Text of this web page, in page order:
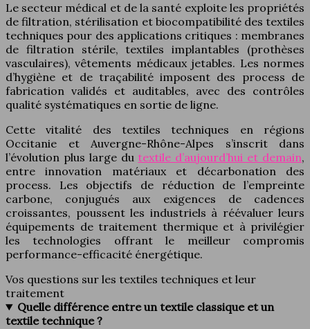
Le secteur médical et de la santé exploite les propriétés
de filtration, stérilisation et biocompatibilité des textiles
techniques pour des applications critiques : membranes
de filtration stérile, textiles implantables (prothèses
vasculaires), vêtements médicaux jetables. Les normes
d’hygiène et de traçabilité imposent des process de
fabrication validés et auditables, avec des contrôles
qualité systématiques en sortie de ligne.
Cette vitalité des textiles techniques en régions
Occitanie et Auvergne-Rhône-Alpes s’inscrit dans
l’évolution plus large du textile d’aujourd’hui et demain,
entre innovation matériaux et décarbonation des
process. Les objectifs de réduction de l’empreinte
carbone, conjugués aux exigences de cadences
croissantes, poussent les industriels à réévaluer leurs
équipements de traitement thermique et à privilégier
les technologies offrant le meilleur compromis
performance-efficacité énergétique.
Vos questions sur les textiles techniques et leur
traitement
Quelle différence entre un textile classique et un
textile technique ?